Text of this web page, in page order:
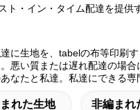
ト・イン・タイム配達を提供
に生地を、tabelの布等印刷
悪い質または遅れ配達の場合
なたと私達。私達にできる
れた生地 非編まれ